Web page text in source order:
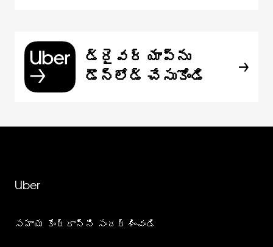
డ్రైవర్ యాప్‌ను
డౌన్‌లోడ్ చేసుకోండి
Uber
సహాయ కేంద్రాన్ని సందర్శించండి